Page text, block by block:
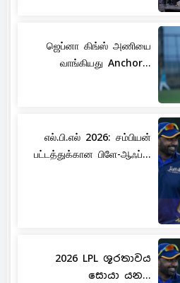
ஜெப்னா கிங்ஸ் அணியை
வாங்கியது Anchor...
எல்.பி.எல் 2026: சம்பியன்
பட்டத்துக்கான பிளே-ஆஃப்...
2026 LPL ශූරතාවය
සොයා යන...